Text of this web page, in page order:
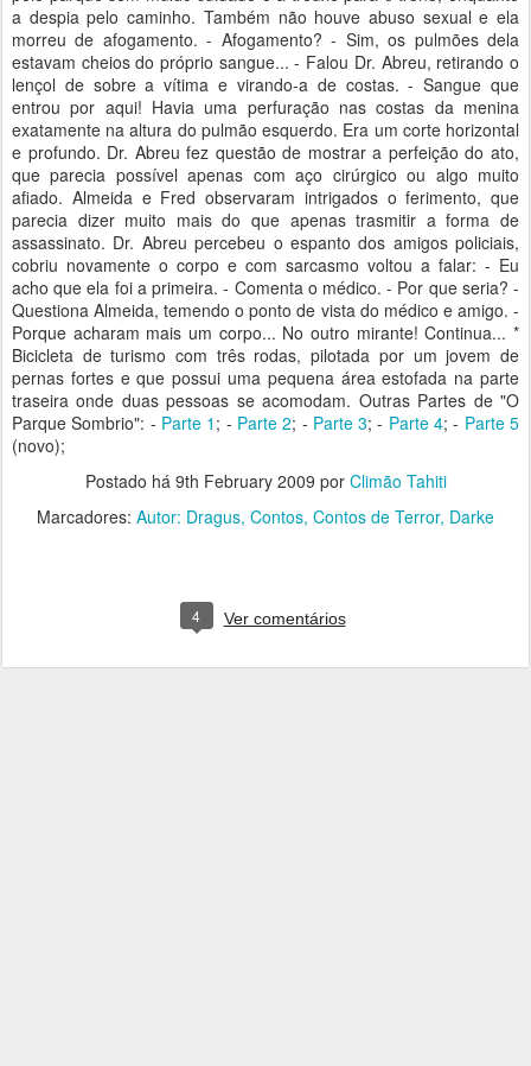
a despia pelo caminho. Também não houve abuso sexual e ela
morreu de afogamento. - Afogamento? - Sim, os pulmões dela
estavam cheios do próprio sangue... - Falou Dr. Abreu, retirando o
lençol de sobre a vítima e virando-a de costas. - Sangue que
entrou por aqui! Havia uma perfuração nas costas da menina
exatamente na altura do pulmão esquerdo. Era um corte horizontal
e profundo. Dr. Abreu fez questão de mostrar a perfeição do ato,
que parecia possível apenas com aço cirúrgico ou algo muito
afiado. Almeida e Fred observaram intrigados o ferimento, que
parecia dizer muito mais do que apenas trasmitir a forma de
assassinato. Dr. Abreu percebeu o espanto dos amigos policiais,
cobriu novamente o corpo e com sarcasmo voltou a falar: - Eu
acho que ela foi a primeira. - Comenta o médico. - Por que seria? -
Questiona Almeida, temendo o ponto de vista do médico e amigo. -
Porque acharam mais um corpo... No outro mirante! Continua... *
Bicicleta de turismo com três rodas, pilotada por um jovem de
pernas fortes e que possui uma pequena área estofada na parte
traseira onde duas pessoas se acomodam. Outras Partes de "O
Parque Sombrio": - Parte 1 ; - Parte 2; - Parte 3; - Parte 4; - Parte 5
(novo);
Postado há 9th February 2009 por Climão Tahiti
Marcadores: Autor: Dragus Contos Contos de Terror Darke
4 Ver comentários